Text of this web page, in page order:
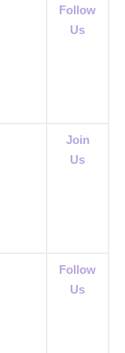
Follow
Us
Join
Us
Follow
Us